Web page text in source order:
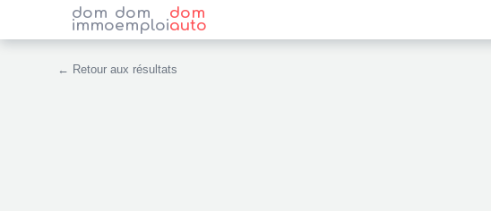
dom
immo
dom
emploi
dom
auto
← Retour aux résultats